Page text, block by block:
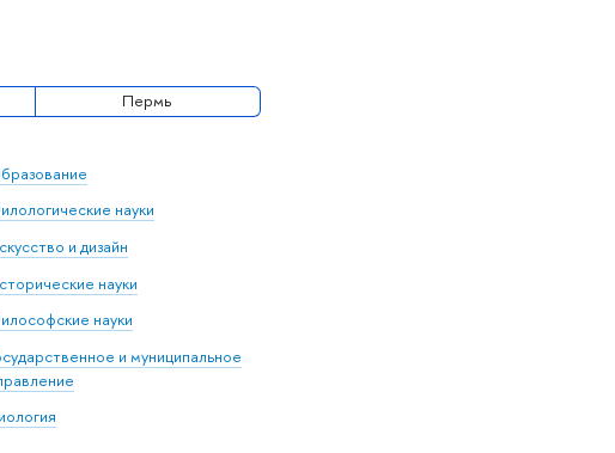
Пермь
науки
и дизайн
науки
науки
и муниципальное